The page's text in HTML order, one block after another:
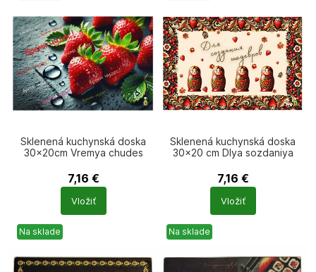
Sklenená kuchynská doska
30x20cm Vremya chudes
7,16 €
Počet
produktů
Vložiť
Sklenená kuchynská doska
30×20 cm Dlya sozdaniya
7,16 €
Počet
produktů
Vložiť
Na sklade Na sklade